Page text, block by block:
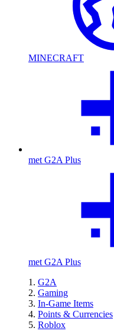
MINECRAFT
met G2A Plus
met G2A Plus
G2A
Gaming
In-Game Items
Points & Currencies
Roblox